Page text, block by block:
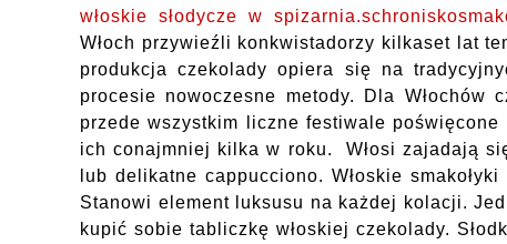
włoskie słodycze w
Włoch przywieźli konkwistadorzy kilkaset lat
produkcja czekolady opiera się na
procesie nowoczesne metody. Dla
przede wszystkim liczne festiwale
ich conajmniej kilka w roku. Włosi zajadają
lub delikatne cappucciono. Włoskie
Stanowi element luksusu na każdej kolacji.
kupić sobie tabliczkę włoskiej czekolady.